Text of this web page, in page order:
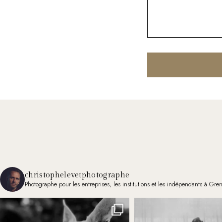
christophelevetphotographe
Photographe pour les entreprises, les institutions et les indépendants à